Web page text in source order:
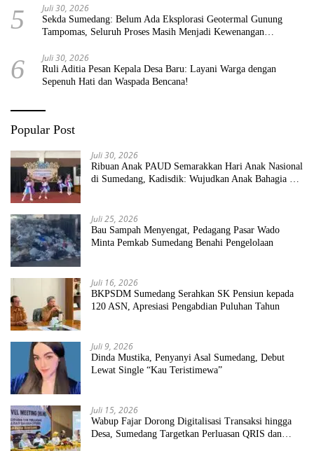
5 Juli 30, 2026
Sekda Sumedang: Belum Ada Eksplorasi Geotermal Gunung
Tampomas, Seluruh Proses Masih Menjadi Kewenangan
6 Juli 30, 2026
Ruli Aditia Pesan Kepala Desa Baru: Layani Warga dengan
Sepenuh Hati dan Waspada Bencana!
Popular Post
Juli 30, 2026
Ribuan Anak PAUD Semarakkan Hari Anak Nasional
di Sumedang, Kadisdik: Wujudkan Anak Bahagia dan
Juli 25, 2026
Bau Sampah Menyengat, Pedagang Pasar Wado
Minta Pemkab Sumedang Benahi Pengelolaan
Juli 16, 2026
BKPSDM Sumedang Serahkan SK Pensiun kepada
120 ASN, Apresiasi Pengabdian Puluhan Tahun
Juli 9, 2026
Dinda Mustika, Penyanyi Asal Sumedang, Debut
Lewat Single “Kau Teristimewa”
Juli 15, 2026
Wabup Fajar Dorong Digitalisasi Transaksi hingga
Desa, Sumedang Targetkan Perluasan QRIS dan